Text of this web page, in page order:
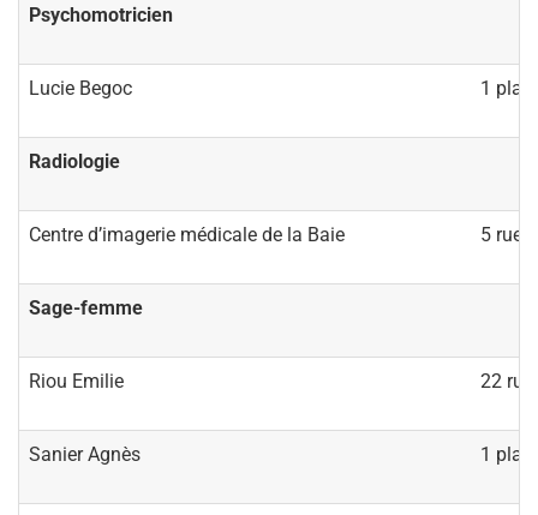
Psychomotricien
Lucie Begoc 1
Radiologie
Centre d’imagerie médicale de la Baie 5 rue
Sage-femme
Riou Emilie 22 rue
Sanier Agnès 1